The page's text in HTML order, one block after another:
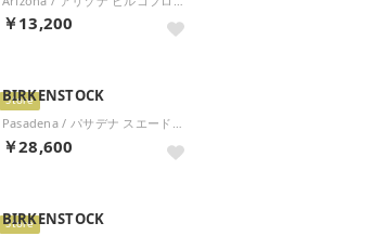
￥13,200
Store
BIRKENSTOCK
￥28,600
Store
BIRKENSTOCK